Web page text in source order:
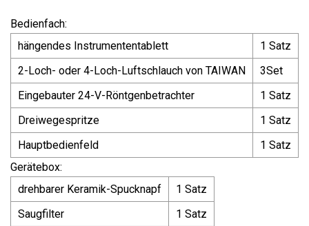
Bedienfach:
hängendes Instrumententablett
1 Satz
2-Loch- oder 4-Loch-Luftschlauch von TAIWAN
3Set
Eingebauter 24-V-Röntgenbetrachter
1 Satz
Dreiwegespritze
1 Satz
Hauptbedienfeld
1 Satz
Gerätebox:
drehbarer Keramik-Spucknapf
1 Satz
Saugfilter
1 Satz